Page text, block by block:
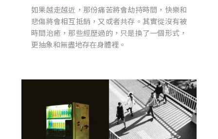
如果越走越近，那份痛苦將會劫持時間，快樂和
悲傷將會相互抵銷，又或者共存。其實從沒有被
時間治癒，那些經歷過的，只是換了一個形式，
更抽象和無盡地存在身體裡。